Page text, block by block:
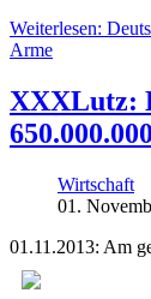
Weiterlesen:
Arme
XXXLutz:
Wirtschaft
01.
01.11.2013: Am